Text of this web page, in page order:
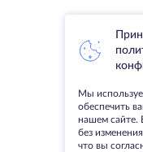
Мы
обеспечить
нашем сайте.
без
что вы